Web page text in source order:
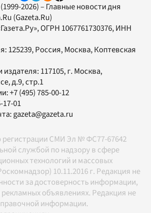
2026) – Главные новости дня
(Gazeta.Ru)
, ОГРН 1067761730376, ИНН
125239, Россия, Москва, Коптевская
издателя: 117105, г. Москва,
д.9, стр.1
+7 (495) 785-00-12
17-01
gazeta@gazeta.ru
регистрации СМИ Эл № ФС77-67642
службой по надзору в сфере
технологий и массовых
10.11.2016 г. Редакция не
за достоверность информации,
объявлениях. Редакция не
информации.